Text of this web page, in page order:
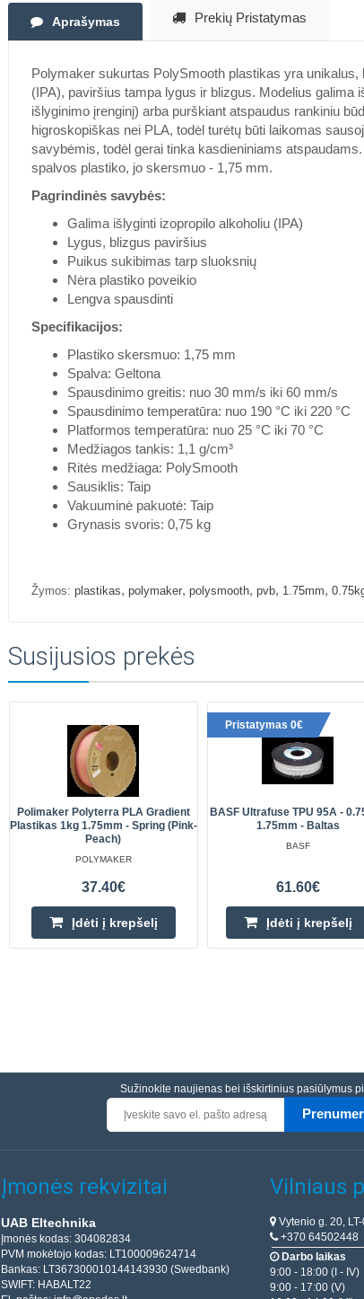
Aprašymas Prekių Pristatymas
Polymaker sukurtas PolySmooth plastikas yra
(IPA), paviršius tampa lygus ir blizgus. Modelius galima
išlyginimo įrenginį) arba purškiant atspaudus rankiniu
higroskopiškas nei PLA, todėl turėtų būti laikomas
savybėmis, todėl gerai tinka kasdieniniams
spalvos plastiko, jo skersmuo - 1,75 mm.
Pagrindinės savybės:
Galima išlyginti izopropilo alkoholiu (IPA)
Lygus, blizgus paviršius
Puikus sukibimas tarp sluoksnių
Nėra plastiko poveikio
Lengva spausdinti
Specifikacijos:
Plastiko skersmuo: 1,75 mm
Spalva: Geltona
Spausdinimo greitis: nuo 30 mm/s iki 60 mm/s
Spausdinimo temperatūra: nuo 190 °C iki 220 °C
Platformos temperatūra: nuo 25 °C iki 70 °C
Medžiagos tankis: 1,1 g/cm³
Ritės medžiaga: PolySmooth
Sausiklis: Taip
Vakuuminė pakuotė: Taip
Grynasis svoris: 0,75 kg
Žymos: plastikas, polymaker, polysmooth, pvb, 1.75mm,
Susijusios prekės
Polimaker Polyterra PLA Gradient
Plastikas 1kg 1.75mm - Spring (Pink-
Peach)
POLYMAKER
37.40€
Įdėti į krepšelį
Pristatymas 0€
BASF Ultrafuse TPU 95A -
1.75mm - Baltas
BASF
61.60€
Įdėti į krepšelį
Sužinokite naujienas bei išskirtinius pasiūlymus
Įmonės rekvizitai
UAB Eltechnika
Įmonės kodas: 304082834
PVM mokėtojo kodas: LT100009624714
Bankas: LT367300010144143930 (Swedbank)
SWIFT: HABALT22
Vilniaus
Vytenio g. 20,
+370 64502448
Darbo laikas
9:00 - 18:00 (I - IV)
9:00 - 17:00 (V)